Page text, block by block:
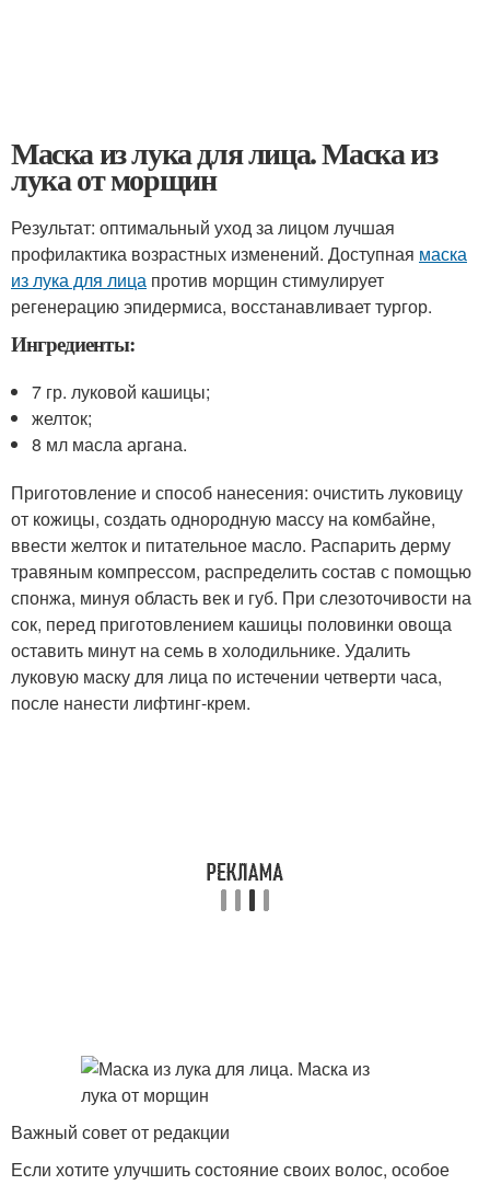
Маска из лука для лица. Маска из
лука от морщин
Результат: оптимальный уход за лицом лучшая
профилактика возрастных изменений. Доступная маска
из лука для лица против морщин стимулирует
регенерацию эпидермиса, восстанавливает тургор.
Ингредиенты:
7 гр. луковой кашицы;
желток;
8 мл масла аргана.
Приготовление и способ нанесения: очистить луковицу
от кожицы, создать однородную массу на комбайне,
ввести желток и питательное масло. Распарить дерму
травяным компрессом, распределить состав с помощью
спонжа, минуя область век и губ. При слезоточивости на
сок, перед приготовлением кашицы половинки овоща
оставить минут на семь в холодильнике. Удалить
луковую маску для лица по истечении четверти часа,
после нанести лифтинг-крем.
Важный совет от редакции
Если хотите улучшить состояние своих волос, особое